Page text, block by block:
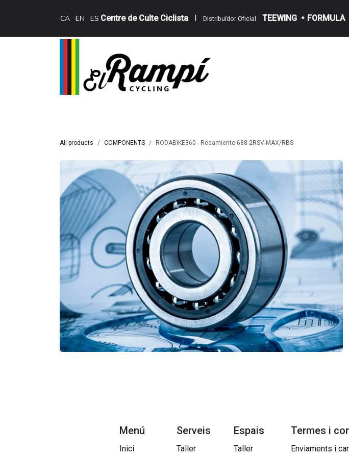
CA EN ES Centre de Culte Ciclista I Distribuïdor Oficial TEEWING * FORMULA
All products COMPONENTS RODABIKE360 - Rodamiento 688-2RSV-MAX/RBS
Menú
Inici
Serveis
Taller
Espais
Taller
Termes i
Enviaments i